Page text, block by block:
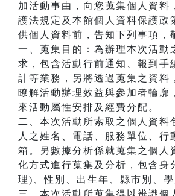
加活動事由，向您蒐集個人資料
護法規定及本館個人資料保護政
供個人資料前，告知下列事項，
一、蒐集目的：為辦理本次活動
求，包含活動行前通知、報到手
計等業務，另將透過蒐集之資料
瞭解活動辦理效益與參加者輪廓
來活動屬性安排及經費分配。
二、本次活動所索取之個人資料
人之姓名、電話、服務單位、行
箱。另數據分析係就蒐集之個人
化方式進行蒐集及分析，包含身
理)、性別、出生年、縣市別、學